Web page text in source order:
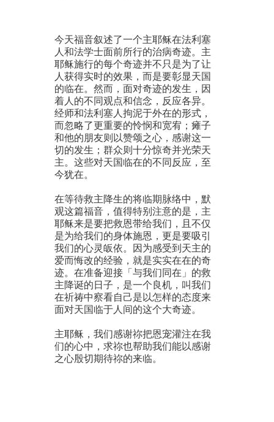
今天福音叙述了一个主耶稣在法利塞
人和法学士面前所行的治病奇迹。主
耶稣施行的每个奇迹并不只是为了让
人获得实时的效果，而是要彰显天国
的临在。然而，面对奇迹的发生，因
着人的不同观点和信念，反应各异。
经师和法利塞人拘泥于外在的形式，
而忽略了更重要的怜悯和宽宥；瘫子
和他的朋友则以赞颂之心，感谢这一
切的发生；群众则十分惊奇并光荣天
主。这些对天国临在的不同反应，至
今犹在。
在等待救主降生的将临期脉络中，默
观这篇福音，值得特别注意的是，主
耶稣来是要把救恩带给我们，且不仅
是为给我们的身体施恩，更是要吸引
我们的心灵皈依。因为感受到天主的
爱而悔改的经验，就是实实在在的奇
迹。在准备迎接「与我们同在」的救
主降诞的日子，是一个良机，叫我们
在祈祷中察看自己是以怎样的态度来
面对天国临于人间的这个大奇迹。
主耶稣，我们感谢祢把恩宠灌注在我
们的心中，求祢也帮助我们能以感谢
之心殷切期待祢的来临。